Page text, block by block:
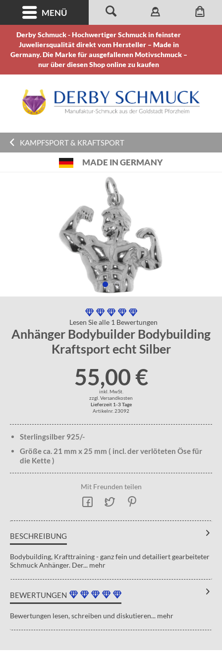
Derby Schmuck - Hochwertiger Schmuck in feinster
Juweliersqualität direkt vom Hersteller – Made in
Germany. Die Marke für ausgefallenen Motivschmuck –
nur über diesen Shop online zu kaufen
MENÜ
KAMPFSPORT & KRAFTSPORT
MADE IN GERMANY
Lesen Sie alle 1 Bewertungen
Anhänger Bodybuilder Bodybuilding
Kraftsport echt Silber
55,00 €
inkl. MwSt.
zzgl. Versandkosten
Lieferzeit 1-3 Tage
Artikelnr. 23092
Sterlingsilber 925/-
Größe ca. 21 mm x 25 mm ( incl. der verlöteten Öse für
die Kette )
Mit Freunden teilen
BESCHREIBUNG
Bodybuilding, Krafttraining - ganz fein und detailiert gearbeiteter
Schmuck Anhänger. Der... mehr
BEWERTUNGEN
Bewertungen lesen, schreiben und diskutieren... mehr